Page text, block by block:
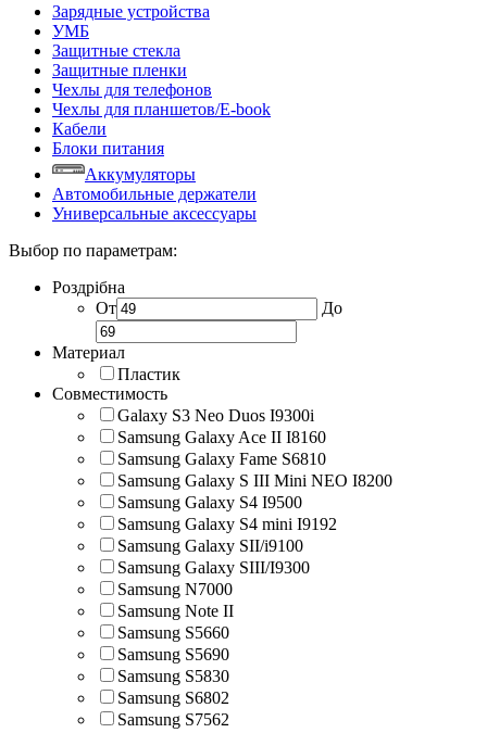
Зарядные устройства
УМБ
Защитные стекла
Защитные пленки
Чехлы для телефонов
Чехлы для планшетов/E-book
Кабели
Блоки питания
Аккумуляторы
Автомобильные держатели
Универсальные аксессуары
Выбор по параметрам:
Роздрібна
От
До
Материал
Пластик
Совместимость
Galaxy S3 Neo Duos I9300i
Samsung Galaxy Ace II I8160
Samsung Galaxy Fame S6810
Samsung Galaxy S III Mini NEO I8200
Samsung Galaxy S4 I9500
Samsung Galaxy S4 mini I9192
Samsung Galaxy SII/i9100
Samsung Galaxy SIII/I9300
Samsung N7000
Samsung Note II
Samsung S5660
Samsung S5690
Samsung S5830
Samsung S6802
Samsung S7562